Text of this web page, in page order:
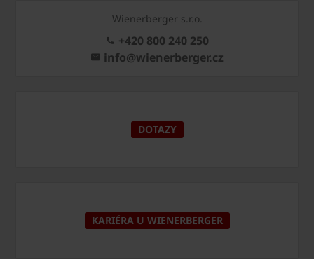
Wienerberger s.r.o.
+420 800 240 250
info@wienerberger.cz
DOTAZY
KARIÉRA U WIENERBERGER